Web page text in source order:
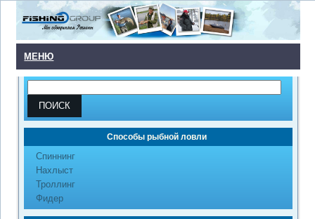
МЕНЮ
Способы рыбной ловли
Cпиннинг
Нахлыст
Троллинг
Фидер